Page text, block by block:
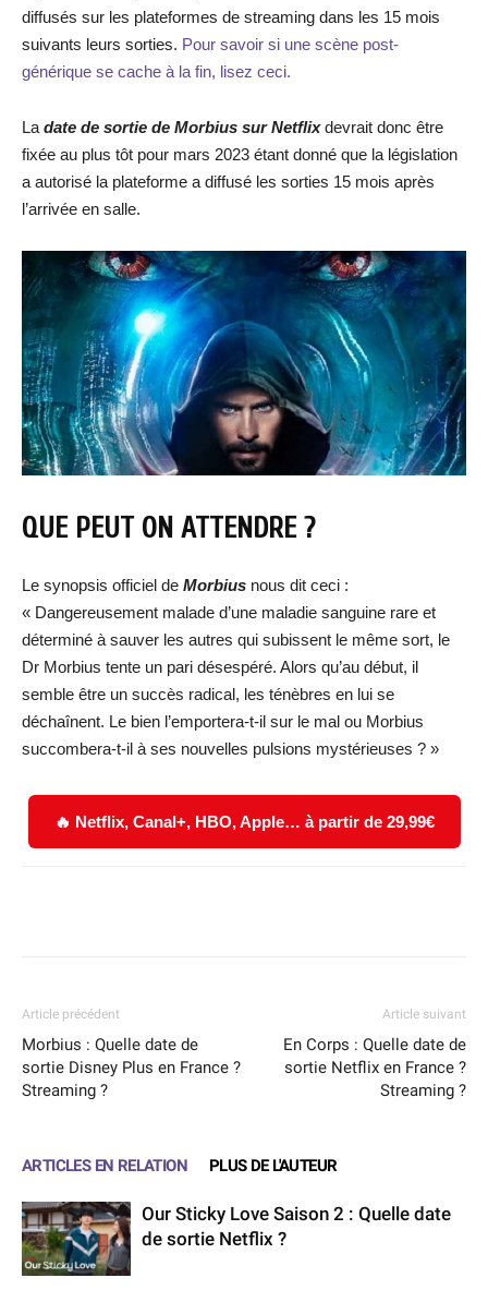
diffusés sur les plateformes de streaming dans les 15 mois
suivants leurs sorties. Pour savoir si une scène post-
générique se cache à la fin, lisez ceci.
La date de sortie de Morbius sur Netflixdevrait donc être
fixée au plus tôt pour mars 2023 étant donné que la législation
a autorisé la plateforme a diffusé les sorties 15 mois après
l’arrivée en salle.
QUE PEUT ON ATTENDRE ?
Le synopsis officiel de Morbius nous dit ceci :
« Dangereusement malade d’une maladie sanguine rare et
déterminé à sauver les autres qui subissent le même sort, le
Dr Morbius tente un pari désespéré. Alors qu’au début, il
semble être un succès radical, les ténèbres en lui se
déchaînent. Le bien l’emportera-t-il sur le mal ou Morbius
succombera-t-il à ses nouvelles pulsions mystérieuses ? »
🔥 Netflix, Canal+, HBO, Apple… à partir de 29,99€
Article précédent
Morbius : Quelle date de
sortie Disney Plus en France ?
Streaming ?
Article suivant
En Corps : Quelle date de
sortie Netflix en France ?
Streaming ?
ARTICLES EN RELATION PLUS DE L'AUTEUR
Our Sticky Love Saison 2 : Quelle date
de sortie Netflix ?